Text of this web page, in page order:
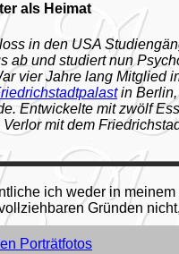
als Heimat
in den USA
ab und studiert nun
vier Jahre lang Mitglied
in Berlin,
Entwickelte mit zwölf
mit dem
ich weder in
Gründen
Porträtfotos